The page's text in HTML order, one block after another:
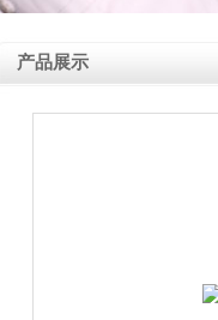
产品展示